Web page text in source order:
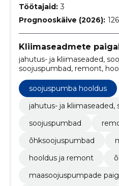
Töötajaid: 3
Prognooskäive (2026):
Kliimaseadmete
jahutus- ja kliimaseaded,
soojuspumbad, remont,
maasoojuspumbad,
soojuspumbad,
maasoojuspumpade
soojuspumba hooldus
jahutus- ja kliimaseaded,
soojuspumbad
õhksoojuspumbad
hooldus ja remont
maasoojuspumpade